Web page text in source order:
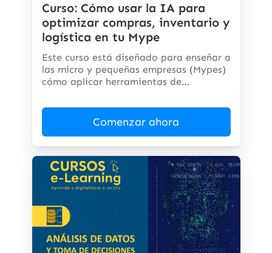
Curso: Cómo usar la IA para
optimizar compras, inventario y
logística en tu Mype
Este curso está diseñado para enseñar a
las micro y pequeñas empresas (Mypes)
cómo aplicar herramientas de
Comenzar ahora